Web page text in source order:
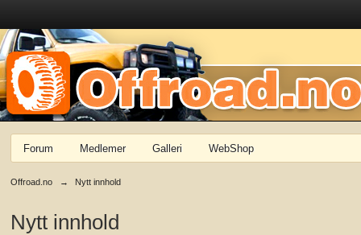
Forum Medlemer Galleri WebShop
Offroad.no → Nytt innhold
Nytt innhold